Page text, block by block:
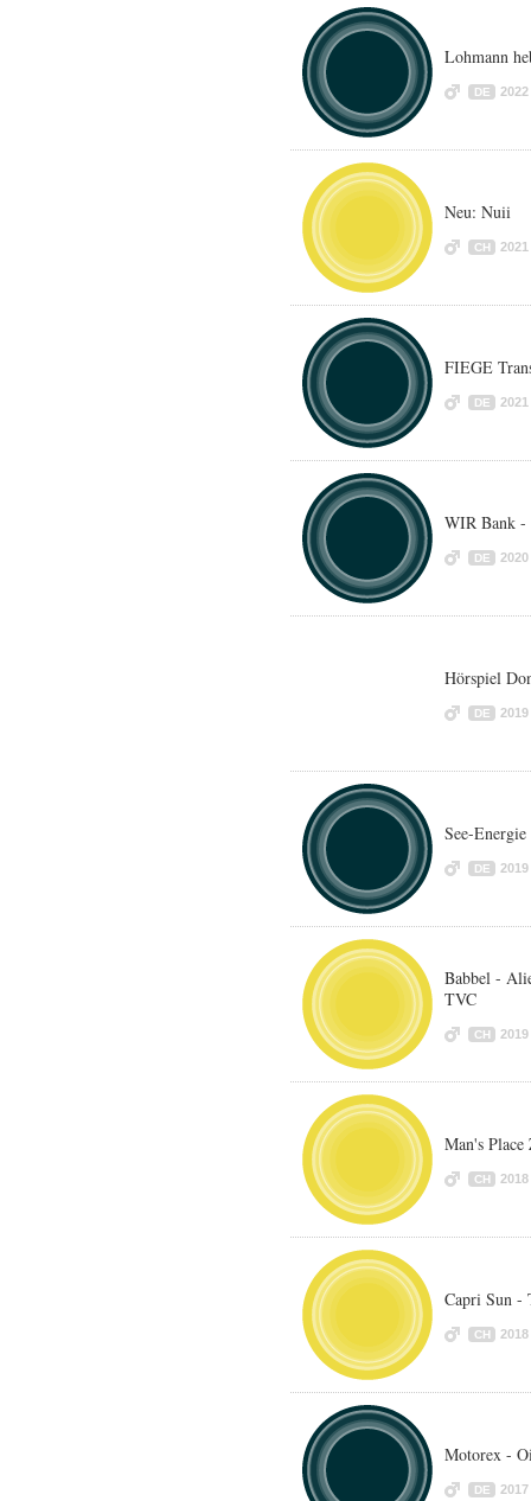
Lohmann
DE 2022
Neu: Nuii
CH 2021
FIEGE
DE 2021
WIR Bank -
DE 2020
Hörspiel
DE 2019
See-
DE 2019
Babbel -
TVC
CH 2019
Man's
CH 2018
Capri Sun -
CH 2018
Motorex -
DE 2017